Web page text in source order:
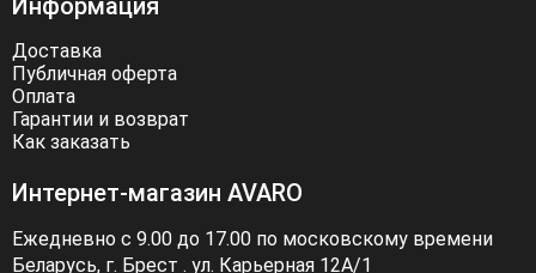
Информация
Доставка
Публичная оферта
Оплата
Гарантии и возврат
Как заказать
Интернет-магазин AVARO
Ежедневно с 9.00 до 17.00 по московскому времени
Беларусь, г. Брест . ул. Карьерная 12А/1